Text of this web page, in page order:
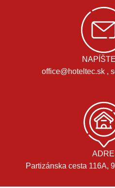
office@hoteltec.sk ,
Partizánska cesta 116A,